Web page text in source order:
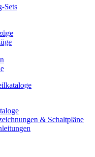
Sets
& Schaltpläne